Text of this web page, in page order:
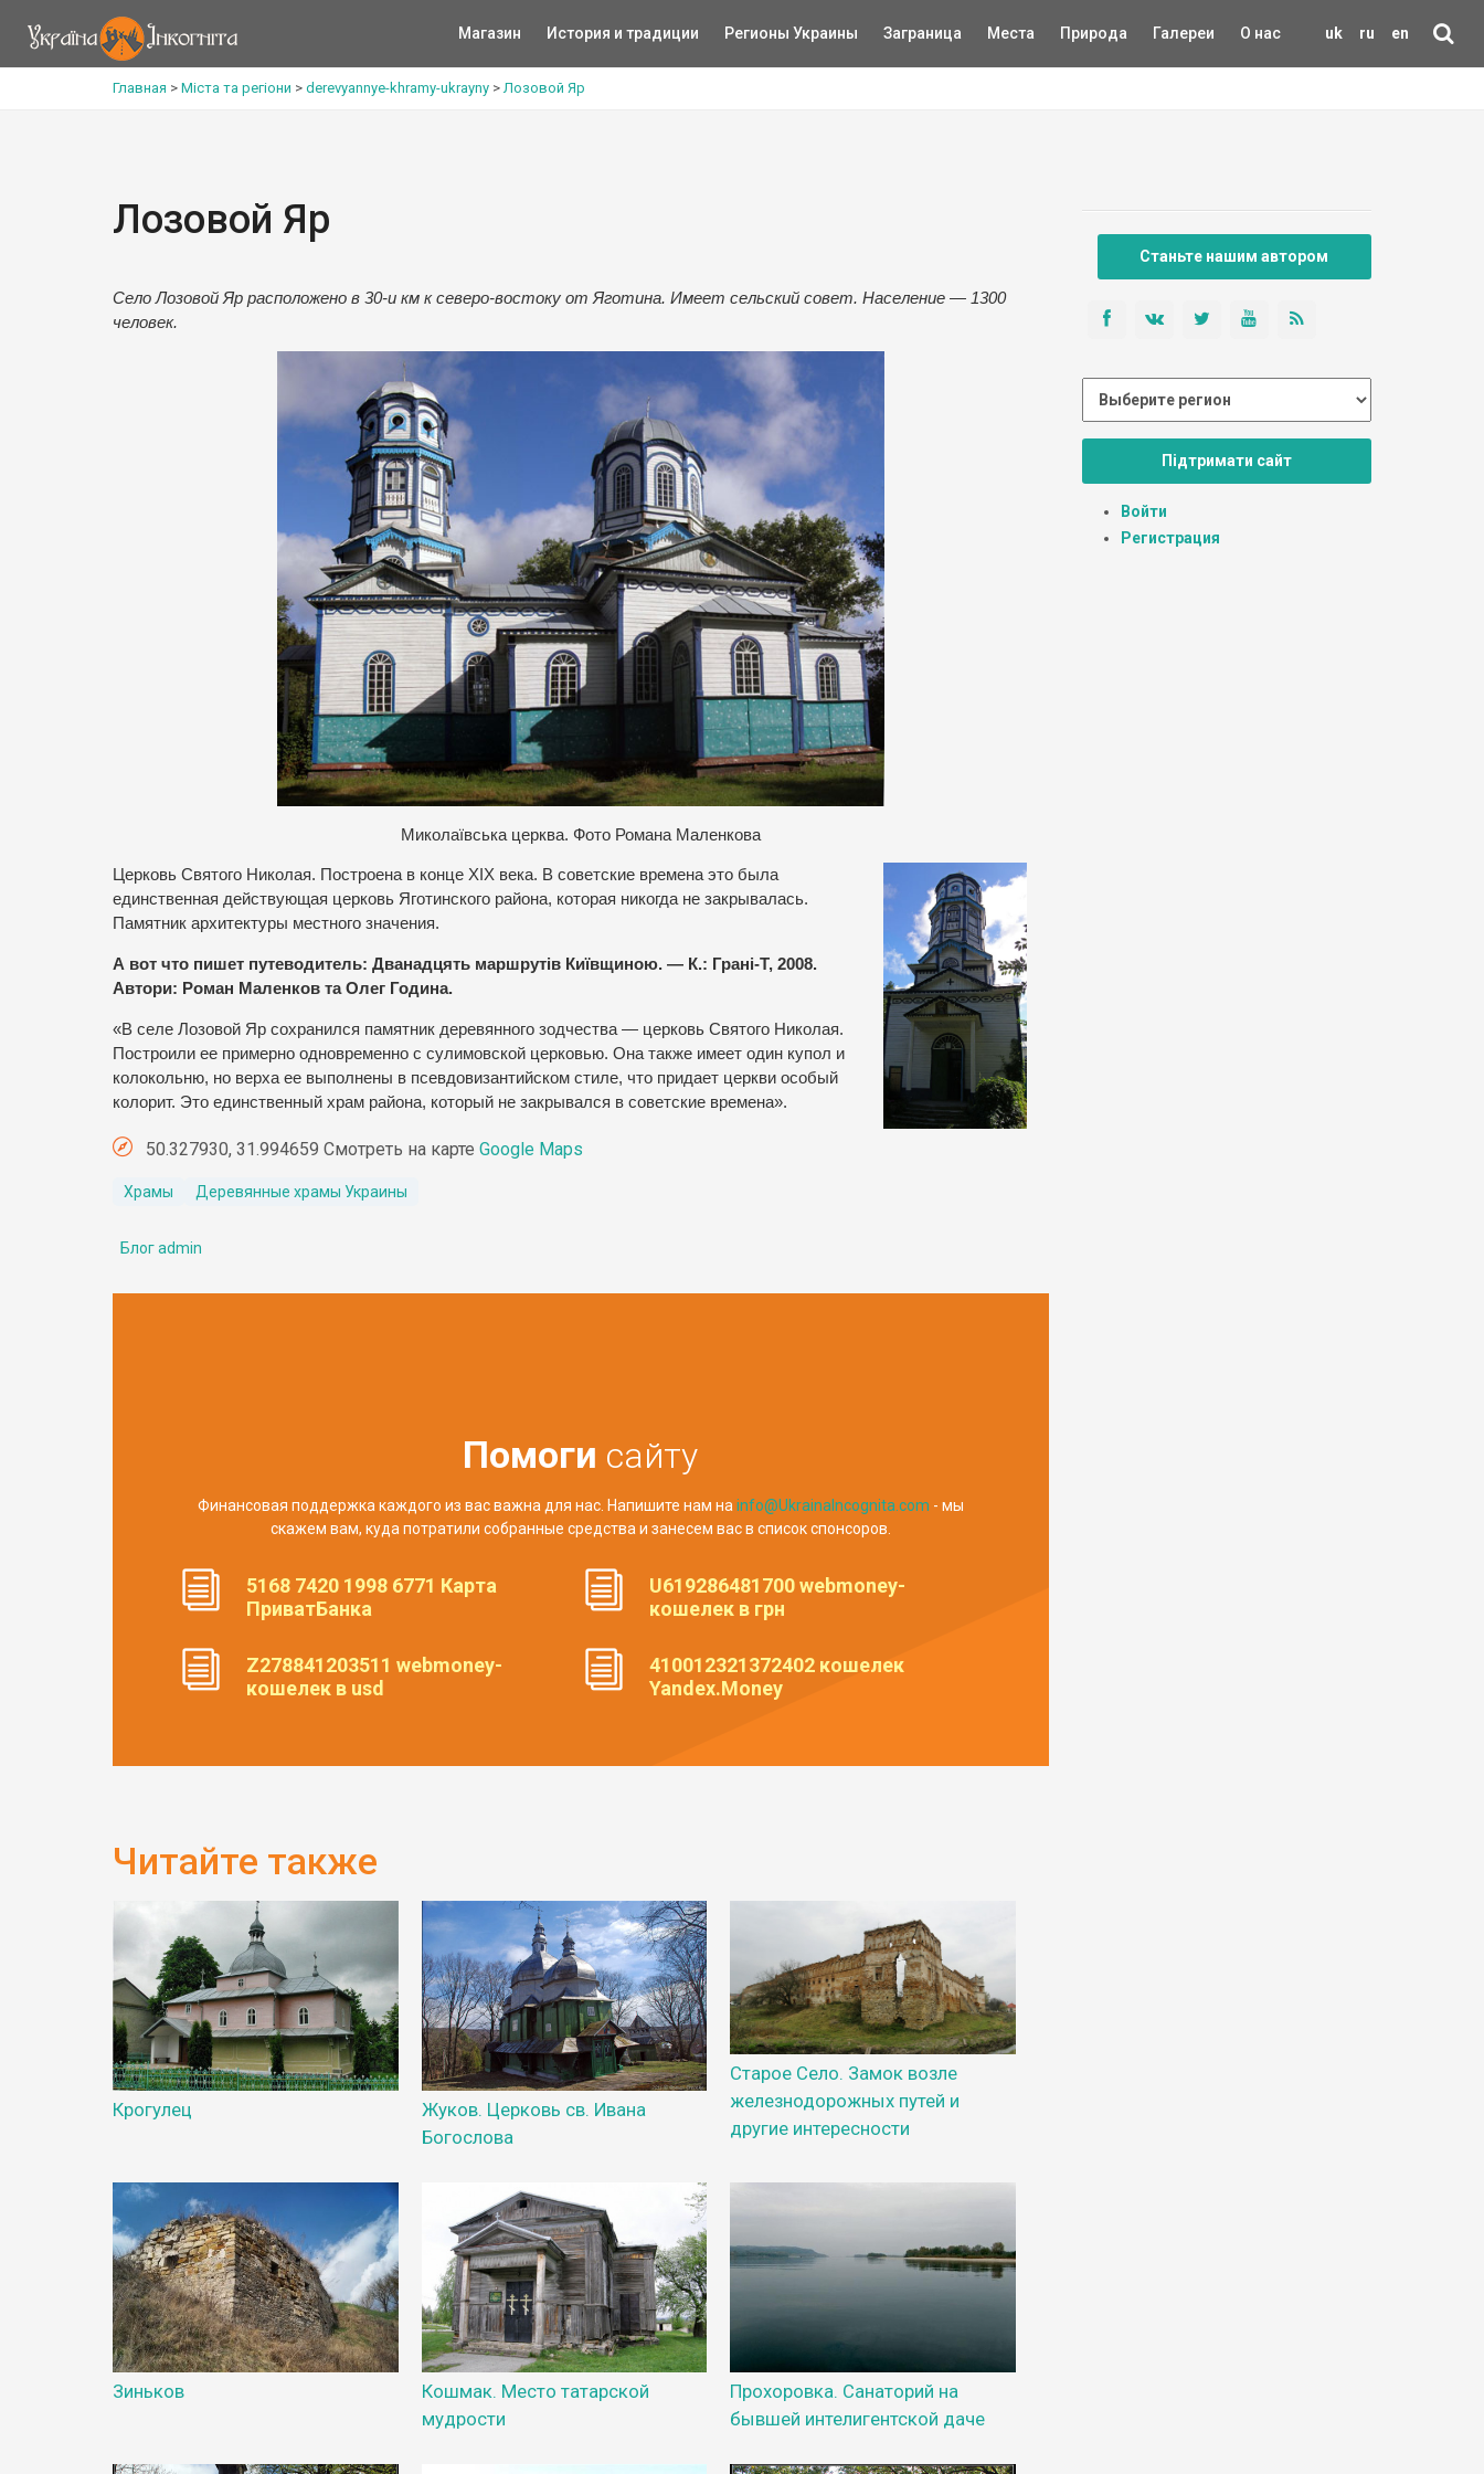
uk ru en
Магазин История и традиции Регионы Украины Заграница Места Природа Галереи О нас
Главная > Міста та регіони > derevyannye-khramy-ukrayny >Лозовой Яр
Лозовой Яр
Село Лозовой Яр расположено в 30-и км к северо-востоку от Яготина. Имеет сельский совет. Население — 1300
человек.
Миколаївська церква. Фото Романа Маленкова
Церковь Святого Николая. Построена в конце XIX века. В советские времена это была
единственная действующая церковь Яготинского района, которая никогда не закрывалась.
Памятник архитектуры местного значения.
А вот что пишет путеводитель: Дванадцять маршрутів Київщиною. — К.: Грані-Т, 2008.
Автори: Роман Маленков та Олег Година.
«В селе Лозовой Яр сохранился памятник деревянного зодчества — церковь Святого Николая.
Построили ее примерно одновременно с сулимовской церковью. Она также имеет один купол и
колокольню, но верха ее выполнены в псевдовизантийском стиле, что придает церкви особый
колорит. Это единственный храм района, который не закрывался в советские времена».
50.327930, 31.994659 Смотреть на карте Google Maps
Храмы Деревянные храмы Украины
Блог admin
Помоги сайту
Финансовая поддержка каждого из вас важна для нас. Напишите нам на info@UkrainaIncognita.com - мы
скажем вам, куда потратили собранные средства и занесем вас в список спонсоров.
5168 7420 1998 6771 Карта
ПриватБанка
U619286481700 webmoney-
кошелек в грн
Z278841203511 webmoney-
кошелек в usd
410012321372402 кошелек
Yandex.Money
Читайте также
Крогулец
Жуков. Церковь св. Ивана
Богослова
Старое Село. Замок возле
железнодорожных путей и
другие интересности
Зиньков
Кошмак. Место татарской
мудрости
Прохоровка. Санаторий на
бывшей интелигентской даче
Станьте нашим автором
Підтримати сайт
Войти
Регистрация